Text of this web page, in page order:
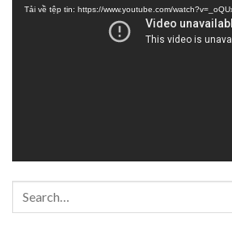
Tải về tệp tin: https://www.youtube.com/